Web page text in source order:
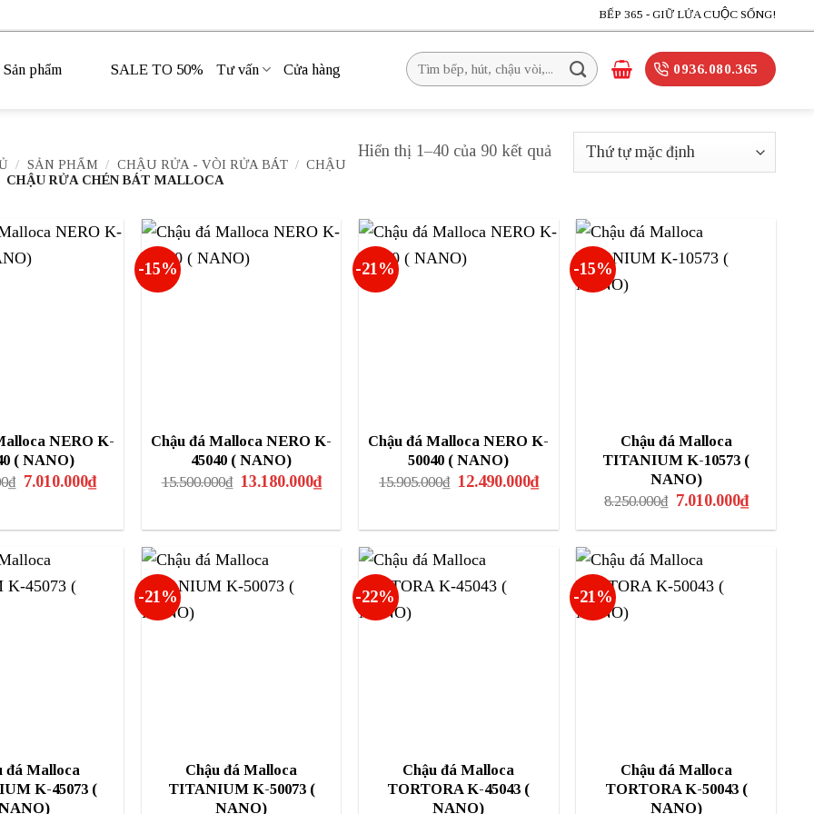
BẾP 365 - GIỮ LỬA CUỘC SỐNG!
Sản phẩm SALE TO 50% Tư vấn Cửa hàng
Tìm
kiếm:
0936.080.365
/ SẢN PHẨM / CHẬU RỬA - VÒI RỬA BÁT / CHẬU
CHẬU RỬA CHÉN BÁT MALLOCA
Hiển thị 1–40 của 90 kết quả
NERO K-
( NANO)
₫ Giá
7.010.000₫Giá
hiện
-15%
Chậu đá Malloca NERO K-
45040 ( NANO)
15.500.000₫ Giá
13.180.000₫Giá
hiện
-21%
Chậu đá Malloca NERO K-
50040 ( NANO)
15.905.000₫ Giá
12.490.000₫Giá
hiện
-15%
Chậu đá Malloca
TITANIUM K-10573 (
NANO)
8.250.000₫ Giá
là:
7.010.000₫Giá
hiện
tại
đá Malloca
K-45073 (
-21%
Chậu đá Malloca
TITANIUM K-50073 (
NANO)
-22%
Chậu đá Malloca
TORTORA K-45043 (
NANO)
-21%
Chậu đá Malloca
TORTORA K-50043 (
NANO)